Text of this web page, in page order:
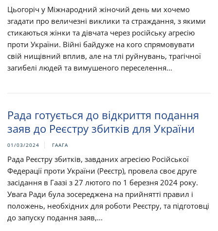
Цьогоріч у Міжнародний жіночий день ми хочемо
згадати про величезні виклики та страждання, з якими
стикаються жінки та дівчата через російську агресію
проти України. Війні байдуже на кого спрямовувати
свій нищівний вплив, але на тлі руйнувань, трагічної
загибелі людей та вимушеного переселення...
Рада готується до відкриття подання
заяв до Реєстру збитків для України
01/03/2024 ГААГА
Рада Реєстру збитків, завданих агресією Російської
Федерації проти України (Реєстр), провела своє друге
засідання в Гаазі з 27 лютого по 1 березня 2024 року.
Увага Ради була зосереджена на прийнятті правил і
положень, необхідних для роботи Реєстру, та підготовці
до запуску подання заяв,...